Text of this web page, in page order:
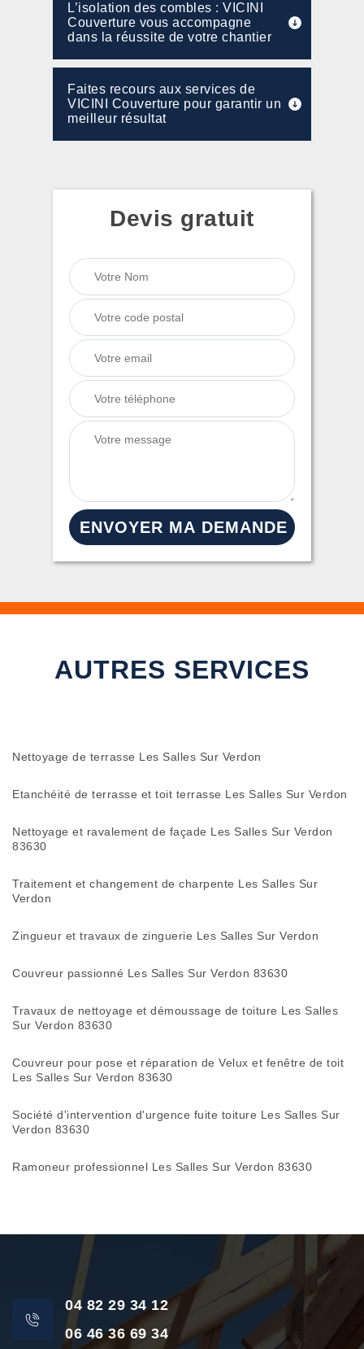
L’isolation des combles : VICINI
Couverture vous accompagne
dans la réussite de votre chantier
Faites recours aux services de
VICINI Couverture pour garantir un
meilleur résultat
Devis gratuit
AUTRES SERVICES
Nettoyage de terrasse Les Salles Sur Verdon
Etanchéité de terrasse et toit terrasse Les Salles Sur Verdon
Nettoyage et ravalement de façade Les Salles Sur Verdon
83630
Traitement et changement de charpente Les Salles Sur
Verdon
Zingueur et travaux de zinguerie Les Salles Sur Verdon
Couvreur passionné Les Salles Sur Verdon 83630
Travaux de nettoyage et démoussage de toiture Les Salles
Sur Verdon 83630
Couvreur pour pose et réparation de Velux et fenêtre de toit
Les Salles Sur Verdon 83630
Société d'intervention d'urgence fuite toiture Les Salles Sur
Verdon 83630
Ramoneur professionnel Les Salles Sur Verdon 83630
04 82 29 34 12
06 46 36 69 34